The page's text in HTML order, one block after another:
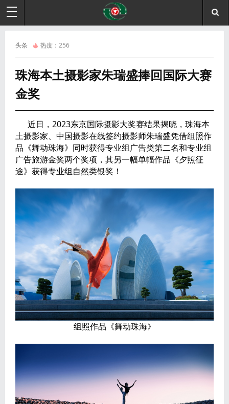
头条 热度： 256
珠海本土摄影家朱瑞盛捧回国际大赛
金奖
近日，2023东京国际摄影大奖赛结果揭晓，珠海本
土摄影家、中国摄影在线签约摄影师朱瑞盛凭借组照作
品《舞动珠海》同时获得专业组广告类第二名和专业组
广告旅游金奖两个奖项，其另一幅单幅作品《夕照征
途》获得专业组自然类银奖！
组照作品《舞动珠海》